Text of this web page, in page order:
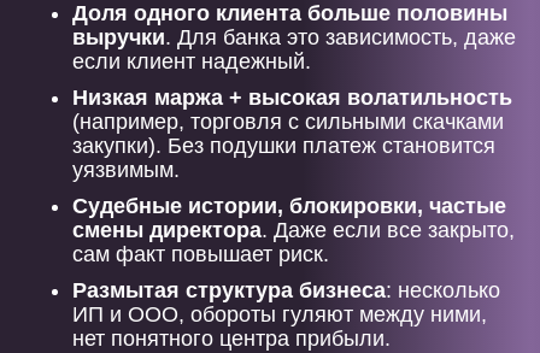
Доля одного клиента больше половины
выручки. Для банка это зависимость, даже
если клиент надежный.
Низкая маржа + высокая волатильность
(например, торговля с сильными скачками
закупки). Без подушки платеж становится
уязвимым.
Судебные истории, блокировки, частые
смены директора. Даже если все закрыто,
сам факт повышает риск.
Размытая структура бизнеса: несколько
ИП и ООО, обороты гуляют между ними,
нет понятного центра прибыли.